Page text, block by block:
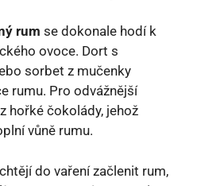
rum se dokonale hodí k
ovoce. Dort s
sorbet z mučenky
rumu. Pro odvážnější
hořké čokolády, jehož
vůně rumu.
do vaření začlenit rum,